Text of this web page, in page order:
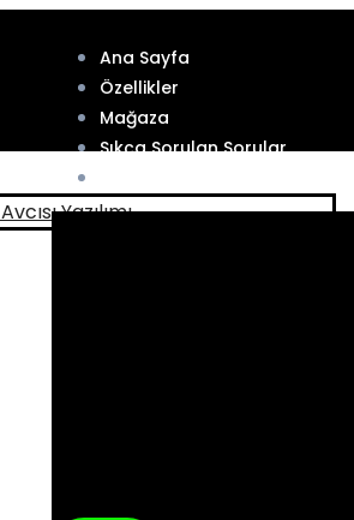
Ana Sayfa
Özellikler
Mağaza
Sıkça Sorulan Sorular